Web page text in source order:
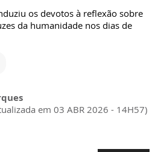
os devotos à reflexão sobre
da humanidade nos dias de
em 03 ABR 2026 - 14H57)